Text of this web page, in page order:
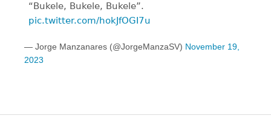
“Bukele, Bukele, Bukele”.
pic.twitter.com/hokJfOGI7u
— Jorge Manzanares (@JorgeManzaSV) November 19,
2023